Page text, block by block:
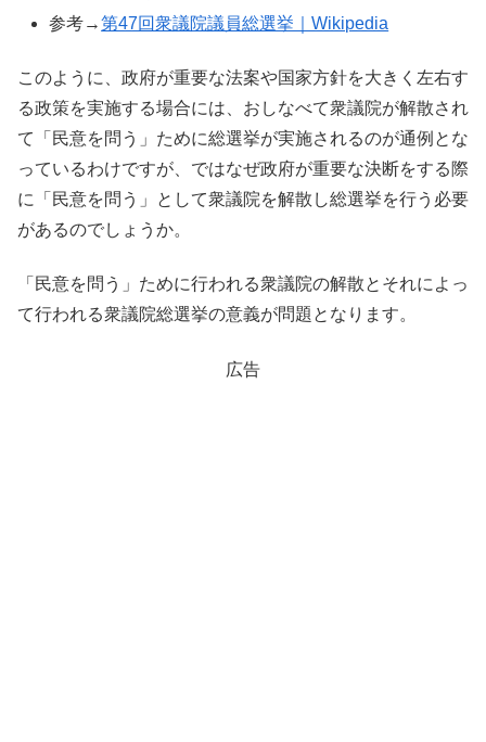
参考→第47回衆議院議員総選挙｜Wikipedia
このように、政府が重要な法案や国家方針を大きく左右す
る政策を実施する場合には、おしなべて衆議院が解散され
て「民意を問う」ために総選挙が実施されるのが通例とな
っているわけですが、ではなぜ政府が重要な決断をする際
に「民意を問う」として衆議院を解散し総選挙を行う必要
があるのでしょうか。
「民意を問う」ために行われる衆議院の解散とそれによっ
て行われる衆議院総選挙の意義が問題となります。
広告